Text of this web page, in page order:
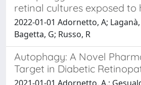
retinal cultures exposed to
2022-01-01 Adornetto, A;
Bagetta, G; Russo, R
Autophagy: A Novel
Target in Diabetic